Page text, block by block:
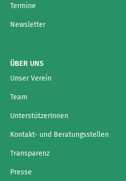
Termine
Newsletter
ÜBER UNS
Unser Verein
Team
UnterstützerInnen
Kontakt- und Beratungsstellen
Transparenz
Presse